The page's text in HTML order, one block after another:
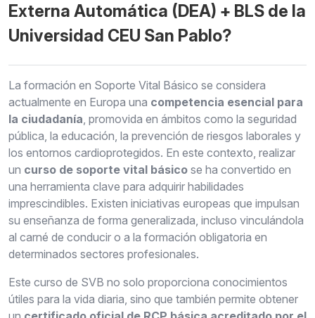
Externa Automática (DEA) + BLS de la
Universidad CEU San Pablo?
La formación en Soporte Vital Básico se considera
actualmente en Europa una competencia esencial para
la ciudadanía, promovida en ámbitos como la seguridad
pública, la educación, la prevención de riesgos laborales y
los entornos cardioprotegidos. En este contexto, realizar
un curso de soporte vital básico se ha convertido en
una herramienta clave para adquirir habilidades
imprescindibles. Existen iniciativas europeas que impulsan
su enseñanza de forma generalizada, incluso vinculándola
al carné de conducir o a la formación obligatoria en
determinados sectores profesionales.
Este curso de SVB no solo proporciona conocimientos
útiles para la vida diaria, sino que también permite obtener